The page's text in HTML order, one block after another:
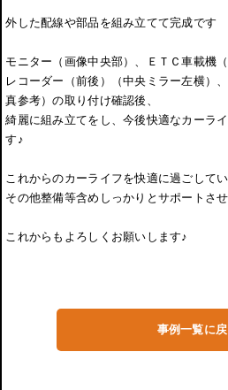
外した配線や部品を組み立てて完成です
モニター（画像中央部）、ＥＴＣ車載機
レコーダー（前後）（中央ミラー左横）
真参考）の取り付け確認後、
綺麗に組み立てをし、今後快適なカーラ
す♪
これからのカーライフを快適に過ごして
その他整備等含めしっかりとサポートさ
これからもよろしくお願いします♪
事例一覧に